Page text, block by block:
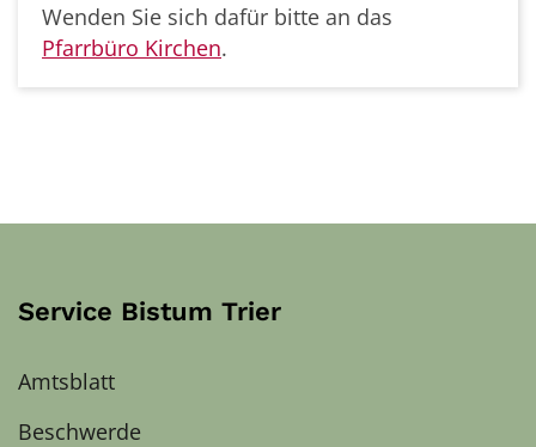
Wenden Sie sich dafür bitte an das
Pfarrbüro Kirchen.
Service Bistum Trier
Amtsblatt
Beschwerde